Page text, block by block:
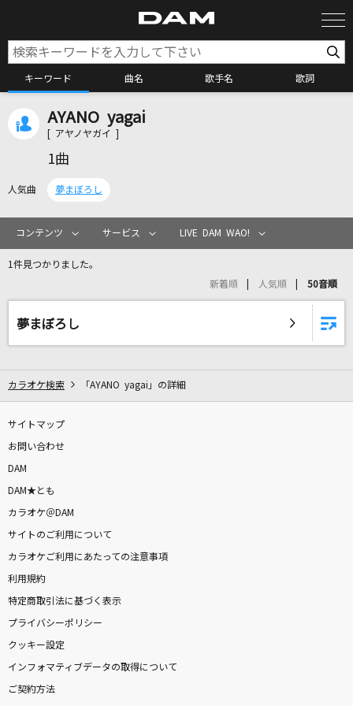
キーワード 曲名 歌手名 歌詞
カラオケ検索
カラオケリクエスト
椎名林檎
絶対アイドル辞めないで
ミックスナッツ
Official髭男dism
[生音]366日
HY
Shine with U
AYANO yagai
[ アヤノヤガイ ]
1曲
人気曲 夢まぼろし
コンテンツ サービス LIVE DAM WAO!
1件見つかりました。
新着順 人気順 50音順
夢まぼろし
カラオケ検索 「AYANO yagai」の詳細
サイトマップ
お問い合わせ
DAM
DAM★とも
カラオケ＠DAM
サイトのご利用について
カラオケご利用にあたっての注意事項
利用規約
特定商取引法に基づく表示
プライバシーポリシー
クッキー設定
インフォマティブデータの取得について
ご契約方法